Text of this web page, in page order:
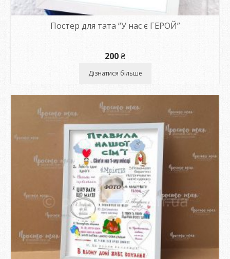
Постер для тата “У нас є ГЕРОЙ”
200₴
Дізнатися більше